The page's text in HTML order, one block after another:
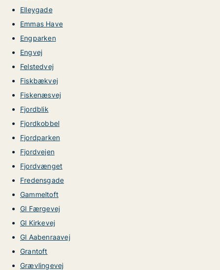
Elleygade
Emmas Have
Engparken
Engvej
Felstedvej
Fiskbækvej
Fiskenæsvej
Fjordblik
Fjordkobbel
Fjordparken
Fjordvejen
Fjordvænget
Fredensgade
Gammeltoft
Gl Færgevej
Gl Kirkevej
Gl Aabenraavej
Grantoft
Grævlingevej